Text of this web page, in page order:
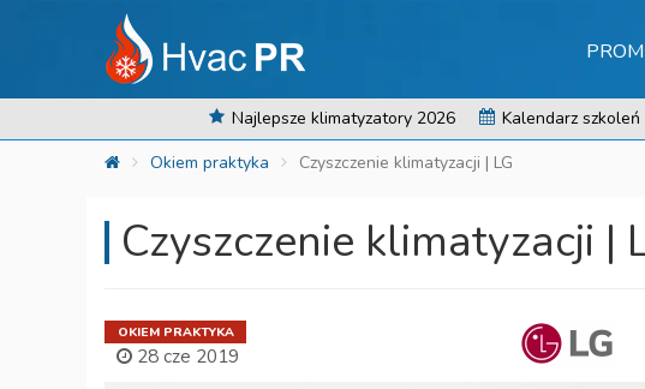
Najlepsze klimatyzatory 2026 Kalendarz szkoleń
Okiem praktyka
Czyszczenie klimatyzacji | LG
Czyszczenie klimatyzacji |
OKIEM PRAKTYKA
28 cze 2019